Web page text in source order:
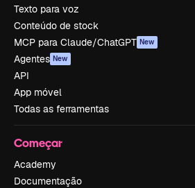
Texto para voz
Conteúdo de stock
MCP para Claude/ChatGPT New
Agentes New
API
App móvel
Todas as ferramentas
Começar
Academy
Documentação